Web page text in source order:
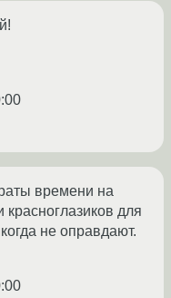
времени на
для
не оправдают.